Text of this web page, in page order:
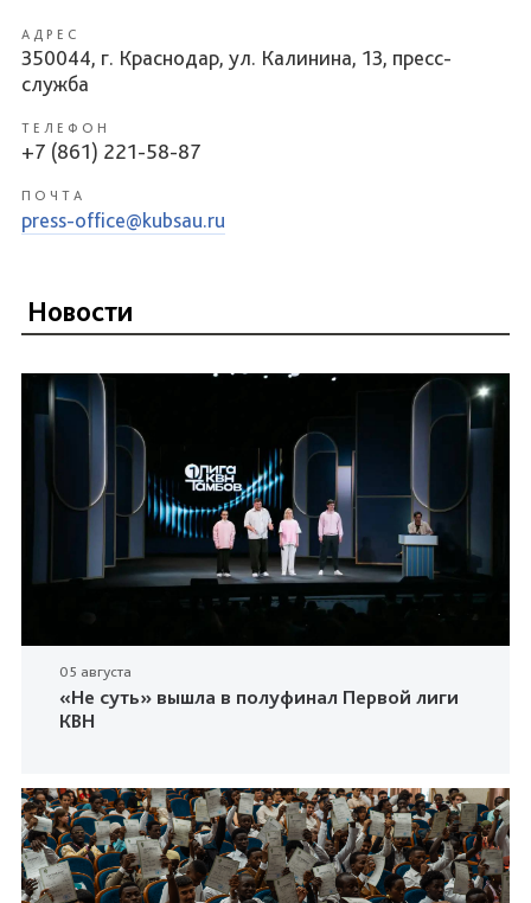
АДРЕС
350044, г. Краснодар, ул. Калинина, 13, пресс-
служба
ТЕЛЕФОН
+7 (861) 221-58-87
ПОЧТА
press-office@kubsau.ru
Новости
05 августа
«Не суть» вышла в полуфинал Первой лиги
КВН